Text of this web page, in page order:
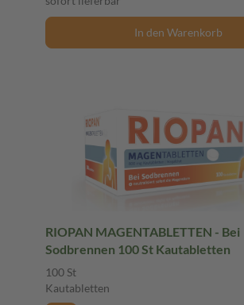
In den Warenkorb
RIOPAN MAGENTABLETTEN - Bei
Sodbrennen 100 St Kautabletten
100 St
Kautabletten